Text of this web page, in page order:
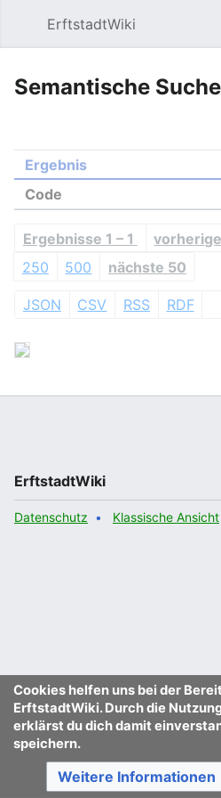
ErftstadtWiki
Semantische Suche
Ergebnis
Code
Ergebnisse 1 – 1
250
500 nächste 50
JSON CSV RSS RDF
Cookies helfen uns bei der
ErftstadtWiki. Durch die
erklärst du dich damit
speichern.
Weitere Informationen
ErftstadtWiki
Datenschutz Klassische Ansicht